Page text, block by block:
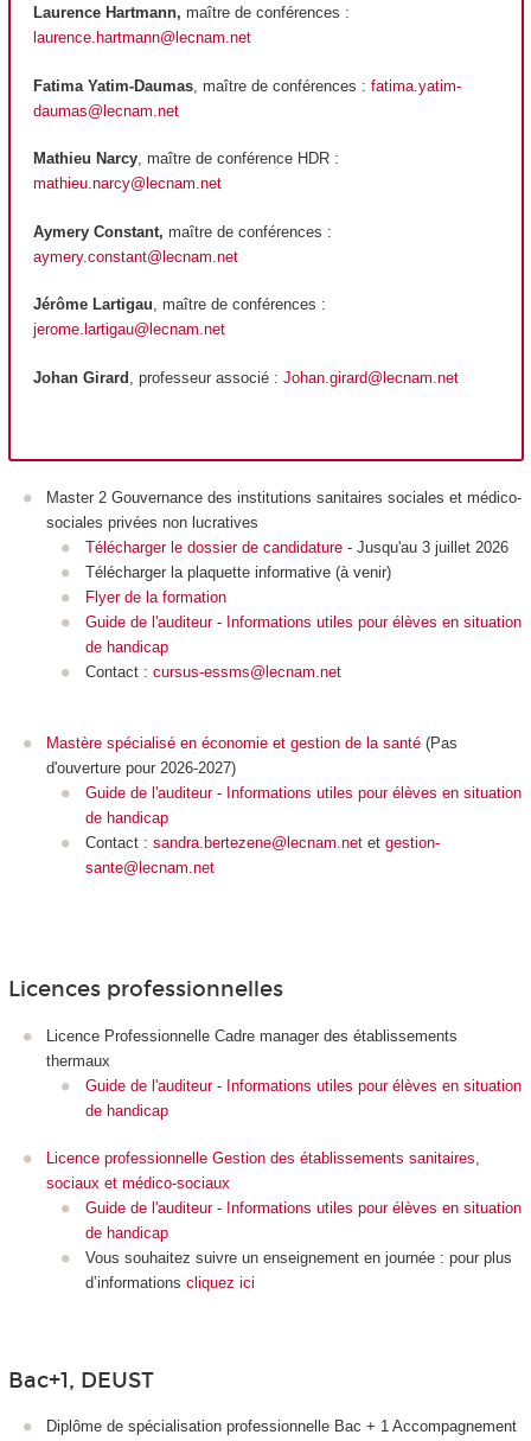
Laurence Hartmann, maître de conférences :
laurence.hartmann@lecnam.net
Fatima Yatim-Daumas , maître de conférences : fatima.yatim-
daumas@lecnam.net
Mathieu Narcy, maître de conférence HDR :
mathieu.narcy@lecnam.net
Aymery Constant, maître de conférences :
aymery.constant@lecnam.net
Jérôme Lartigau, maître de conférences :
jerome.lartigau@lecnam.net
Johan Girard , professeur associé : Johan.girard@lecnam.net
Master 2 Gouvernance des institutions sanitaires sociales et médico-
sociales privées non lucratives
Télécharger le dossier de candidature- Jusqu'au 3 juillet 2026
Télécharger la plaquette informative (à venir)
Flyer de la formation
Guide de l'auditeur- Informations utiles pour élèves en situation
de handicap
Contact : cursus-essms@lecnam.net
Mastère spécialisé en économie et gestion de la santé (Pas
d'ouverture pour 2026-2027)
Guide de l'auditeur- Informations utiles pour élèves en situation
de handicap
Contact : sandra.bertezene@lecnam.netet gestion-
sante@lecnam.net
Licences professionnelles
Licence Professionnelle Cadre manager des établissements
thermaux
Guide de l'auditeur- Informations utiles pour élèves en situation
de handicap
Licence professionnelle Gestion des établissements sanitaires,
sociaux et médico-sociaux
Guide de l'auditeur- Informations utiles pour élèves en situation
de handicap
Vous souhaitez suivre un enseignement en journée : pour plus
d’informations cliquez ici
Bac+1, DEUST
Diplôme de spécialisation professionnelle Bac + 1 Accompagnement